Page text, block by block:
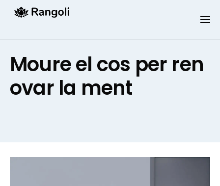
Moure el cos per ren
ovar la ment